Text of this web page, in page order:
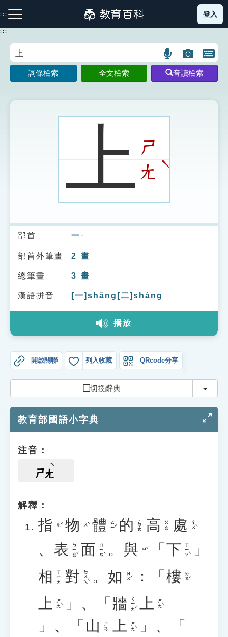
到
主
:::
注音索引圖示 筆畫索引圖示 部首索引表圖示
索引選單
知識索引
單字索引
生命大百科索引
教學應用
貓頭鷹博士
登入
:::
語
言
搜
示
圖
片
搜
開
鍵
圖
詞條檢索 全文檢索 音讀檢索
上ㄕ
ㄤˋ
部首 一 ㄧ
部首外筆畫 2 畫
總筆畫 3 畫
漢語拼音 [一]shǎng[二]shàng
播放
開啟關聯 列入收藏 QRcode分享
切換辭典 切換
教育部國語小字典
注音：
ㄕㄤ
解釋：
指 ㄓˇ 物 ㄨˋ 體 ㄊㄧˇ 的 ˙ㄉㄜ 高 ㄍㄠ 處 ㄔㄨˋ
、 表 ㄅㄧㄠˇ 面 ㄇㄧㄢˋ 。 與 ㄩˇ 「 下 ㄒㄧㄚˋ
」
相 ㄒㄧㄤ 對 ㄉㄨㄟˋ 。 如 ㄖㄨˊ ：「 樓 ㄌㄡˊ
上 ㄕㄤˋ 」、「 牆 ㄑㄧㄤˊ 上 ㄕㄤˋ
」、「 山 ㄕㄢ 上 ㄕㄤˋ
」、「